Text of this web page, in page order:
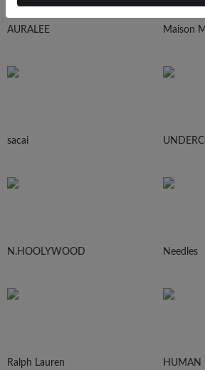
AURALEE Maison
sacai
N.HOOLYWOOD Needles
Ralph Lauren HUMAN